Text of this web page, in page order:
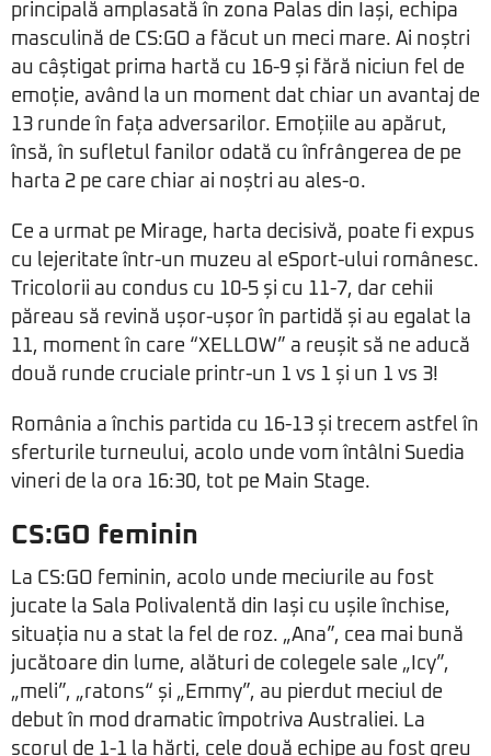
principală amplasată în zona Palas din Iași, echipa
masculină de CS:GO a făcut un meci mare. Ai noștri
au câștigat prima hartă cu 16-9 și fără niciun fel de
emoție, având la un moment dat chiar un avantaj de
13 runde în fața adversarilor. Emoțiile au apărut,
însă, în sufletul fanilor odată cu înfrângerea de pe
harta 2 pe care chiar ai noștri au ales-o.
Ce a urmat pe Mirage, harta decisivă, poate fi expus
cu lejeritate într-un muzeu al eSport-ului românesc.
Tricolorii au condus cu 10-5 și cu 11-7, dar cehii
păreau să revină ușor-ușor în partidă și au egalat la
11, moment în care “XELLOW” a reușit să ne aducă
două runde cruciale printr-un 1 vs 1 și un 1 vs 3!
România a închis partida cu 16-13 și trecem astfel în
sferturile turneului, acolo unde vom întâlni Suedia
vineri de la ora 16:30, tot pe Main Stage.
CS:GO feminin
La CS:GO feminin, acolo unde meciurile au fost
jucate la Sala Polivalentă din Iași cu ușile închise,
situația nu a stat la fel de roz. „Ana”, cea mai bună
jucătoare din lume, alături de colegele sale „Icy”,
„meli”, „ratons“ și „Emmy”, au pierdut meciul de
debut în mod dramatic împotriva Australiei. La
scorul de 1-1 la hărți, cele două echipe au fost greu